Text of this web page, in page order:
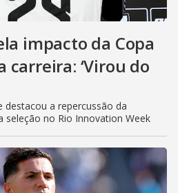
impacto da Copa
carreira: ‘Virou do
destacou a repercussão da
seleção no Rio Innovation Week